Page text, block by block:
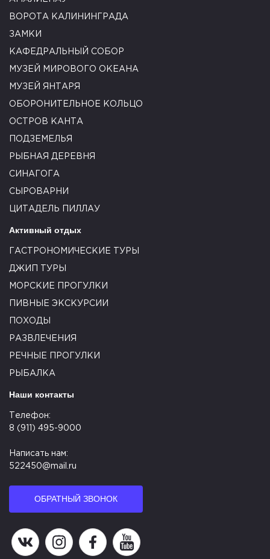
ВОРОТА КАЛИНИНГРАДА
ЗАМКИ
КАФЕДРАЛЬНЫЙ СОБОР
МУЗЕЙ МИРОВОГО ОКЕАНА
МУЗЕЙ ЯНТАРЯ
ОБОРОНИТЕЛЬНОЕ КОЛЬЦО
ОСТРОВ КАНТА
ПОДЗЕМЕЛЬЯ
РЫБНАЯ ДЕРЕВНЯ
СИНАГОГА
СЫРОВАРНИ
ЦИТАДЕЛЬ ПИЛЛАУ
Активный отдых
ГАСТРОНОМИЧЕСКИЕ ТУРЫ
ДЖИП ТУРЫ
МОРСКИЕ ПРОГУЛКИ
ПИВНЫЕ ЭКСКУРСИИ
ПОХОДЫ
РАЗВЛЕЧЕНИЯ
РЕЧНЫЕ ПРОГУЛКИ
РЫБАЛКА
Наши контакты
Телефон:
8 (911) 495-9000
Написать нам:
522450@mail.ru
ОБРАТНЫЙ ЗВОНОК
Наша группа в ВК
Наша страница в Instagram
Наша группа в Facebook
Наш канал на YouTube